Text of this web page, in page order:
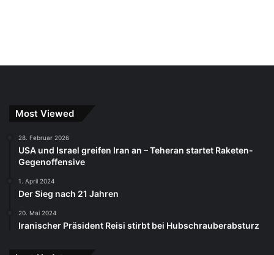
Most Viewed
28. Februar 2026
USA und Israel greifen Iran an – Teheran startet Raketen-
Gegenoffensive
1. April 2024
Der Sieg nach 21 Jahren
20. Mai 2024
Iranischer Präsident Reisi stirbt bei Hubschrauberabsturz